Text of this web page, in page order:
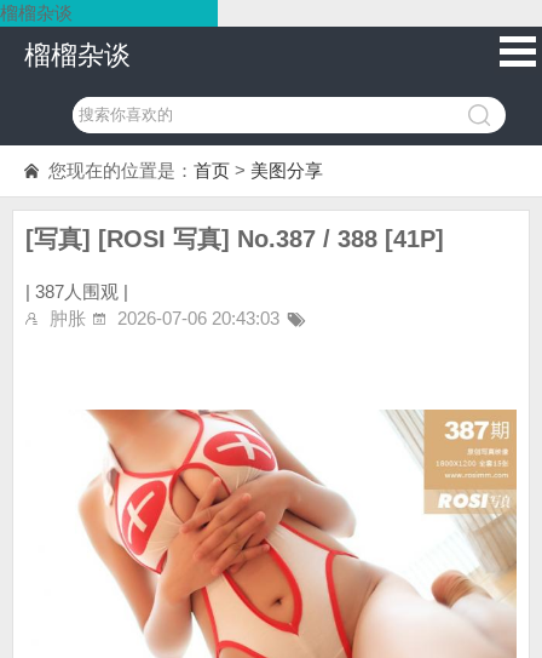
榴榴杂谈
榴榴杂谈
您现在的位置是： 首页 > 美图分享
[写真] [ROSI 写真] No.387 / 388 [41P]
| 387人围观 |
肿胀
2026-07-06 20:43:03